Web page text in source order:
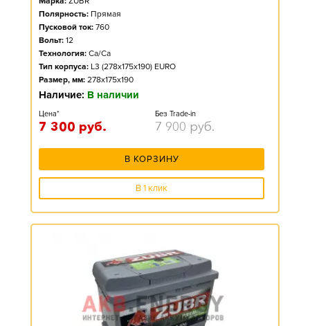
Полярность: Прямая
Пусковой ток: 760
Вольт: 12
Технология: Ca/Ca
Тип корпуса: L3 (278x175x190) EURO
Размер, мм: 278x175x190
Наличие: В наличии
Цена*
7 300 руб.
Без Trade-in
7 900 руб.
В КОРЗИНУ
В 1 клик